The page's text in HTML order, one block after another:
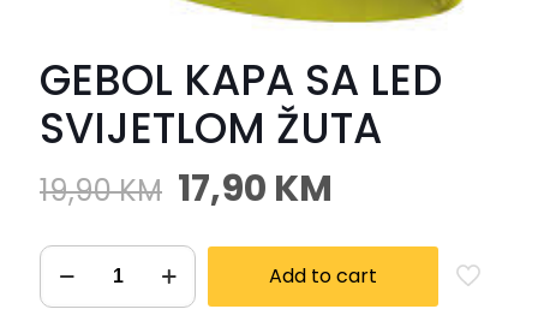
GEBOL KAPA SA LED
SVIJETLOM ŽUTA
19,90KM 17,90 KM
Add to cart